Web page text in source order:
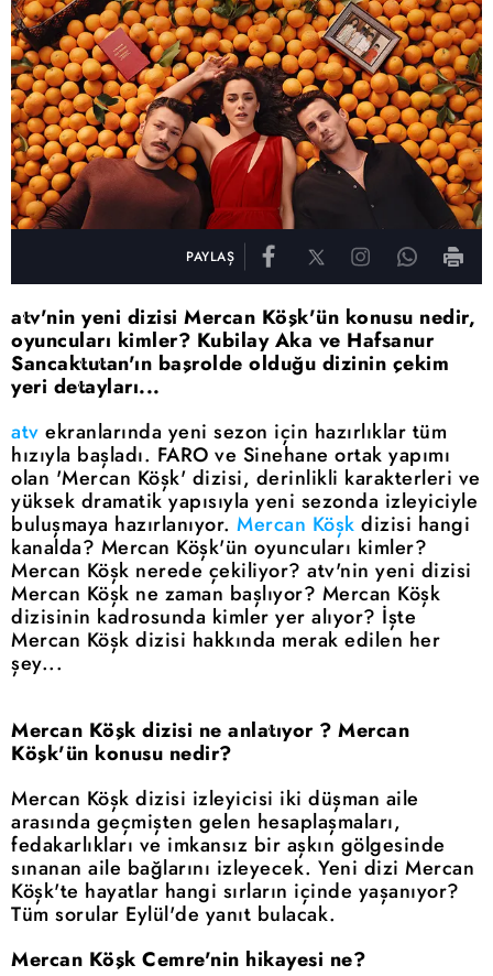
PAYLAŞ
atv'nin yeni dizisi Mercan Köşk'ün konusu nedir,
oyuncuları kimler? Kubilay Aka ve Hafsanur
Sancaktutan'ın başrolde olduğu dizinin çekim
yeri detayları...
atv ekranlarında yeni sezon için hazırlıklar tüm
hızıyla başladı. FARO ve Sinehane ortak yapımı
olan 'Mercan Köşk' dizisi, derinlikli karakterleri ve
yüksek dramatik yapısıyla yeni sezonda izleyiciyle
buluşmaya hazırlanıyor. Mercan Köşk dizisi hangi
kanalda? Mercan Köşk'ün oyuncuları kimler?
Mercan Köşk nerede çekiliyor? atv'nin yeni dizisi
Mercan Köşk ne zaman başlıyor? Mercan Köşk
dizisinin kadrosunda kimler yer alıyor? İşte
Mercan Köşk dizisi hakkında merak edilen her
şey...
Mercan Köşk dizisi ne anlatıyor ? Mercan
Köşk'ün konusu nedir?
Mercan Köşk dizisi izleyicisi iki düşman aile
arasında geçmişten gelen hesaplaşmaları,
fedakarlıkları ve imkansız bir aşkın gölgesinde
sınanan aile bağlarını izleyecek. Yeni dizi Mercan
Köşk'te hayatlar hangi sırların içinde yaşanıyor?
Tüm sorular Eylül'de yanıt bulacak.
Mercan Köşk Cemre'nin hikayesi ne?